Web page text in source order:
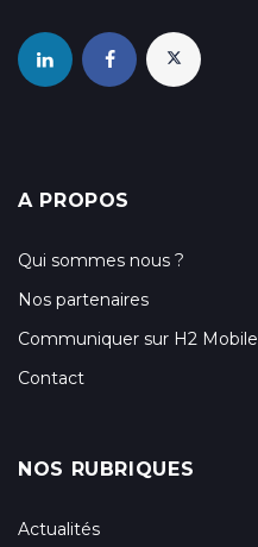
A PROPOS
Qui sommes nous ?
Nos partenaires
Communiquer sur H2 Mobile
Contact
NOS RUBRIQUES
Actualités